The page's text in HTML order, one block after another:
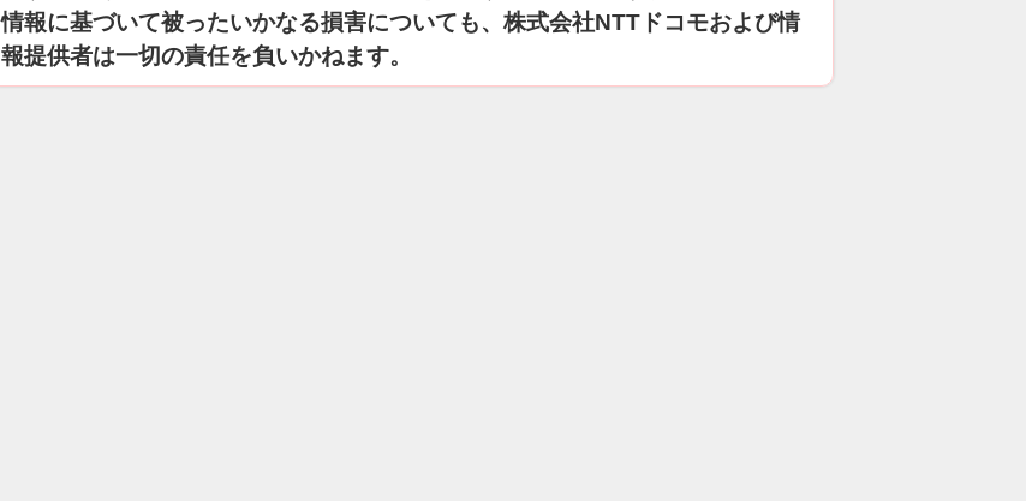
情報に基づいて被ったいかなる損害についても、株式会社NTTドコモおよび情
報提供者は一切の責任を負いかねます。